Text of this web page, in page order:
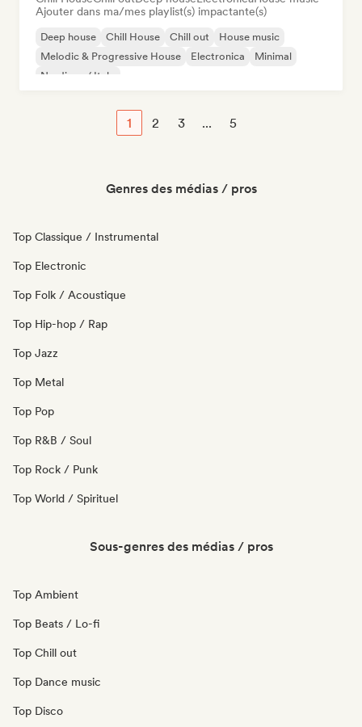
Ajouter dans ma/mes playlist(s) impactante(s)
Deep house Chill House Chill out
House music
Melodic & Progressive House
Electronica
Minimal
Nu-disco / Italo
1 2 3 ... 5
Genres des médias / pros
Top Classique / Instrumental
Top Electronic
Top Folk / Acoustique
Top Hip-hop / Rap
Top Jazz
Top Metal
Top Pop
Top R&B / Soul
Top Rock / Punk
Top World / Spirituel
Sous-genres des médias / pros
Top Ambient
Top Beats / Lo-fi
Top Chill out
Top Dance music
Top Disco